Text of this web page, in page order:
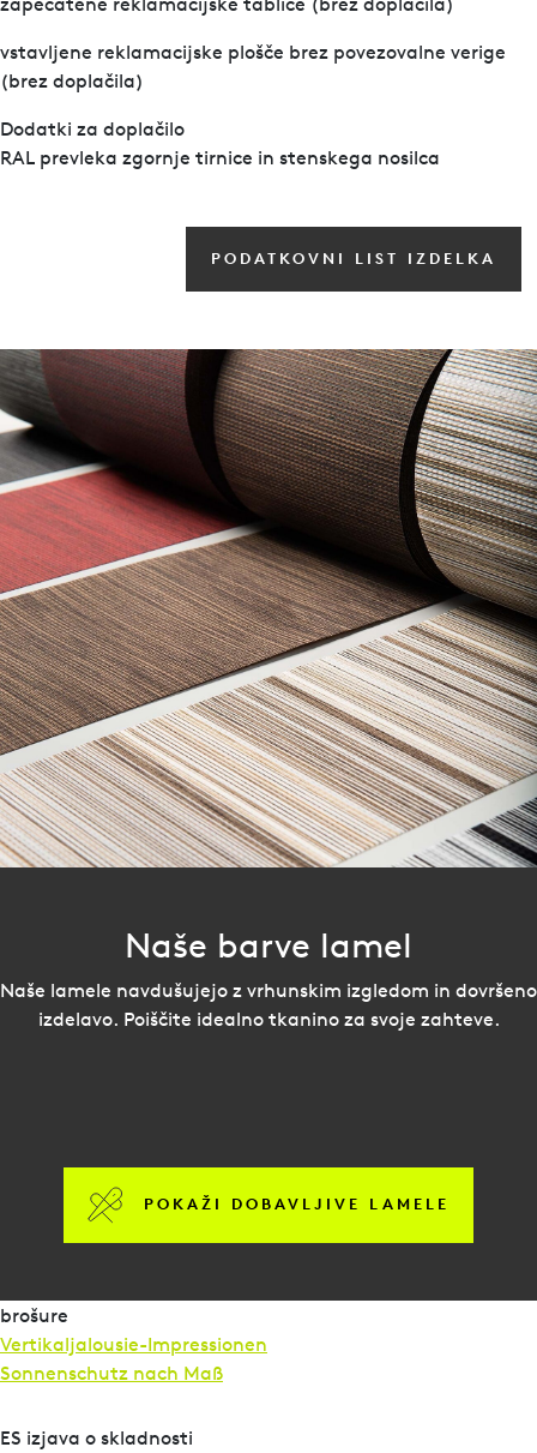
vstavljene reklamacijske plošče brez povezovalne verige
(brez doplačila)
Dodatki za doplačilo
RAL prevleka zgornje tirnice in stenskega nosilca
PODATKOVNI LIST IZDELKA
Naše barve lamel
Naše lamele navdušujejo z vrhunskim izgledom in dovršeno
izdelavo. Poiščite idealno tkanino za svoje zahteve.
POKAŽI DOBAVLJIVE LAMELE
brošure
Vertikaljalousie-Impressionen
Sonnenschutz nach Maß
ES izjava o skladnosti